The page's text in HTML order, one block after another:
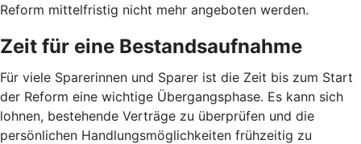
Reform mittelfristig nicht mehr angeboten werden.
Zeit für eine Bestandsaufnahme
Für viele Sparerinnen und Sparer ist die Zeit bis zum Start
der Reform eine wichtige Übergangsphase. Es kann sich
lohnen, bestehende Verträge zu überprüfen und die
persönlichen Handlungsmöglichkeiten frühzeitig zu